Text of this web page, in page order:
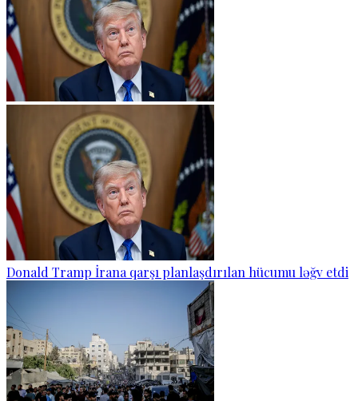
Donald Tramp İrana qarşı planlaşdırılan hücumu ləğv etdi